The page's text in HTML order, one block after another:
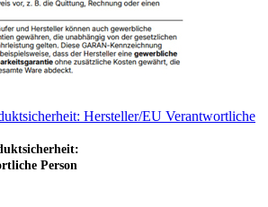
Hersteller/EU Verantwortliche
Person